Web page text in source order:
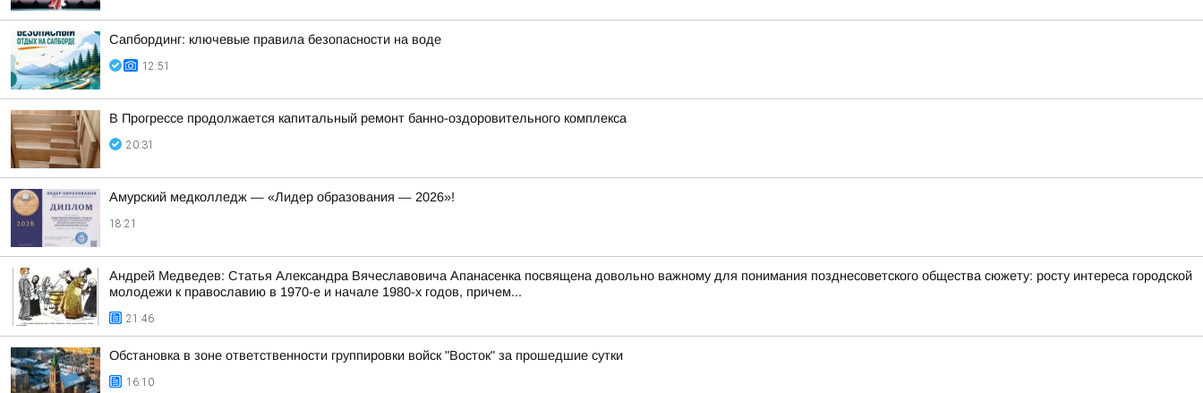
Сапбординг: ключевые правила безопасности на воде
12:51
В Прогрессе продолжается капитальный ремонт банно-оздоровительного комплекса
20:31
Амурский медколледж — «Лидер образования — 2026»!
18:21
Андрей Медведев: Статья Александра Вячеславовича Апанасенка посвящена довольно важному для понимания позднесоветского общества сюжету: росту интереса городской
молодежи к православию в 1970-е и начале 1980-х годов, причем...
21:46
Обстановка в зоне ответственности группировки войск "Восток" за прошедшие сутки
16:10